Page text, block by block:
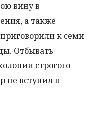
вину в
а также
приговорили к семи
Отбывать
строгого
не вступил в